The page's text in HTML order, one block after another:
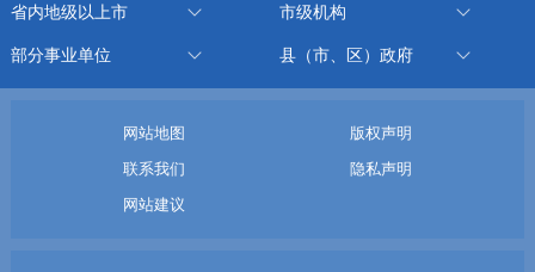
省内地级以上市 市级机构
部分事业单位 县（市、区）政府
网站地图
版权声明
联系我们
隐私声明
网站建议